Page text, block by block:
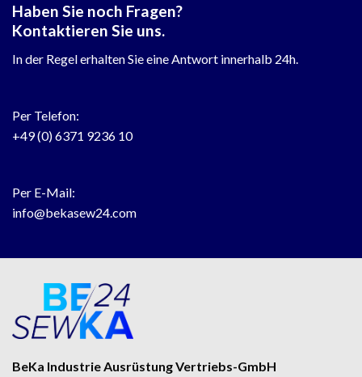
Haben Sie noch Fragen?
Kontaktieren Sie uns.
In der Regel erhalten Sie eine Antwort innerhalb 24h.
Per Telefon:
+49 (0) 6371 9236 10
Per E-Mail:
info@bekasew24.com
BeKa Industrie Ausrüstung Vertriebs-GmbH